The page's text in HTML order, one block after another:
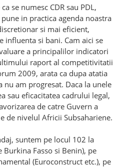
se numesc CDR sau PDL,
in practica agenda noastra
si mai eficient,
influenta si bani. Cam aici se
a principalilor indicatori
raport al competitivitatii
2009, arata ca dupa atatia
am progresat. Daca la unele
sau eficacitatea cadrului legal,
de catre Guvern a
de nivelul Africii Subsahariene.
suntem pe locul 102 la
Fasso si Benin), pe
(Euroconstruct etc.), pe